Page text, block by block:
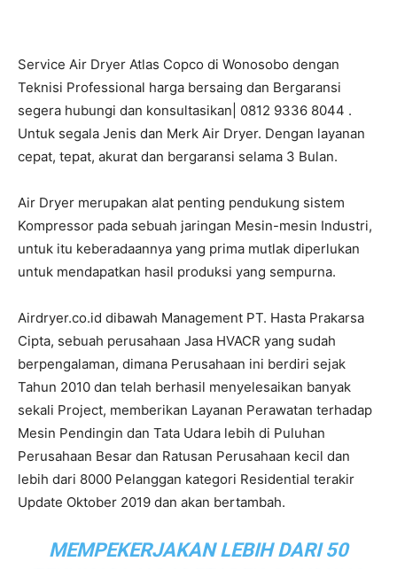
Service Air Dryer Atlas Copco di Wonosobo dengan
Teknisi Professional harga bersaing dan Bergaransi
segera hubungi dan konsultasikan| 0812 9336 8044 .
Untuk segala Jenis dan Merk Air Dryer. Dengan layanan
cepat, tepat, akurat dan bergaransi selama 3 Bulan.
Air Dryer merupakan alat penting pendukung sistem
Kompressor pada sebuah jaringan Mesin-mesin Industri,
untuk itu keberadaannya yang prima mutlak diperlukan
untuk mendapatkan hasil produksi yang sempurna.
Airdryer.co.id dibawah Management PT. Hasta Prakarsa
Cipta, sebuah perusahaan Jasa HVACR yang sudah
berpengalaman, dimana Perusahaan ini berdiri sejak
Tahun 2010 dan telah berhasil menyelesaikan banyak
sekali Project, memberikan Layanan Perawatan terhadap
Mesin Pendingin dan Tata Udara lebih di Puluhan
Perusahaan Besar dan Ratusan Perusahaan kecil dan
lebih dari 8000 Pelanggan kategori Residential terakir
Update Oktober 2019 dan akan bertambah.
MEMPEKERJAKAN LEBIH DARI 50